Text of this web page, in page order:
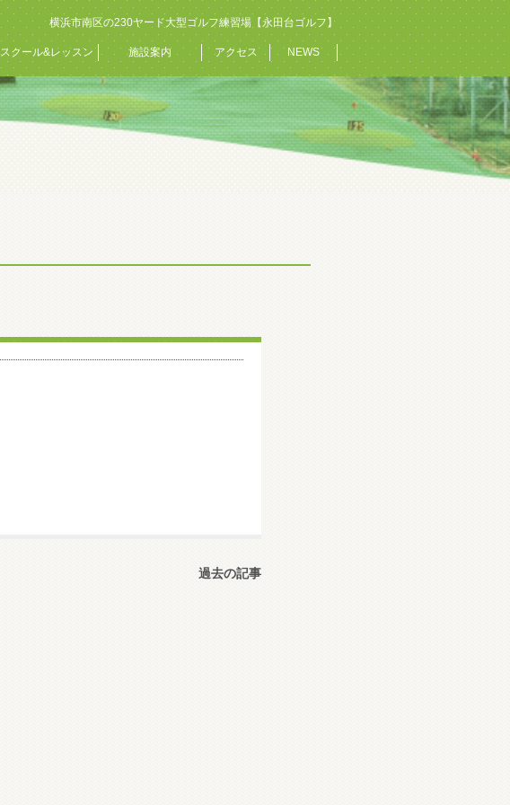
横浜市南区の230ヤード大型ゴルフ練習場【永田台ゴルフ】
スクール&レッスン 施設案内 アクセス NEWS
過去の記事